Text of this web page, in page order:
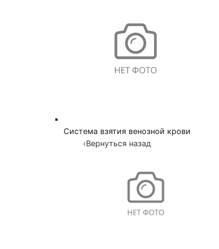
Система взятия венозной крови
‹Вернуться назад